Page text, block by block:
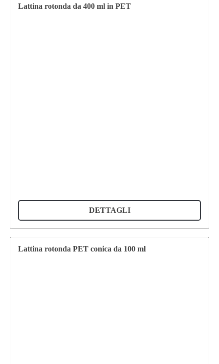
Lattina rotonda da 400 ml in PET
DETTAGLI
Lattina rotonda PET conica da 100 ml